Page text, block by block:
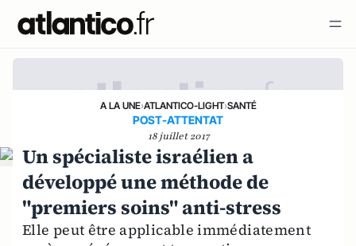
A LA UNE›ATLANTICO-LIGHT›SANTÉ
POST-ATTENTAT
18 juillet 2017
Un spécialiste israélien a
développé une méthode de
"premiers soins" anti-stress
Elle peut être applicable immédiatement